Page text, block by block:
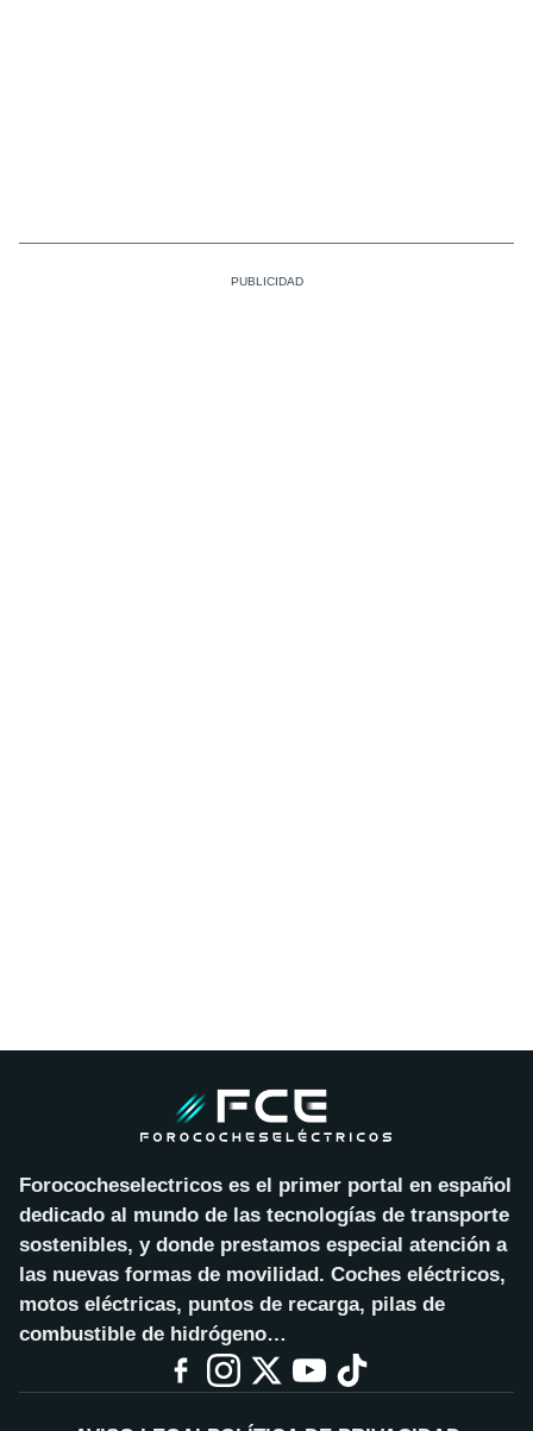
Forococheselectricos es el primer portal en español
dedicado al mundo de las tecnologías de transporte
sostenibles, y donde prestamos especial atención a
las nuevas formas de movilidad. Coches eléctricos,
motos eléctricas, puntos de recarga, pilas de
combustible de hidrógeno…